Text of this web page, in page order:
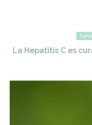
La Hepatitis C es